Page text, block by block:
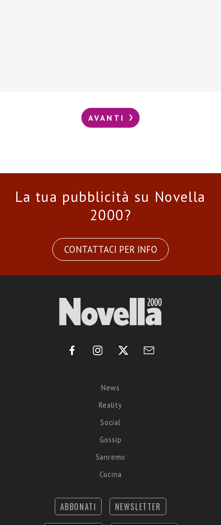
AVANTI
La tua pubblicità su Novella
2000?
CONTATTACI PER INFO
News
Reality
Social
Gossip
Sanremo
Cucina
ABBONATI NEWSLETTER